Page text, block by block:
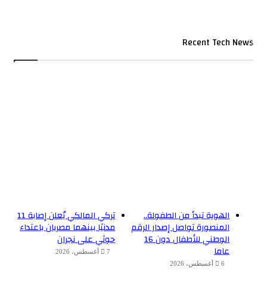
Recent Tech News
تركي المالكي يُعلن إصابة 11
مدنيًا بينهما مصريان باعتداء
حوثي على نجران
7 أغسطس، 2026
الهوية تبدأ من الطفولة..
المنصورة تواصل إصدار الرقم
الوطني للأطفال دون 16
عاما
6 أغسطس، 2026